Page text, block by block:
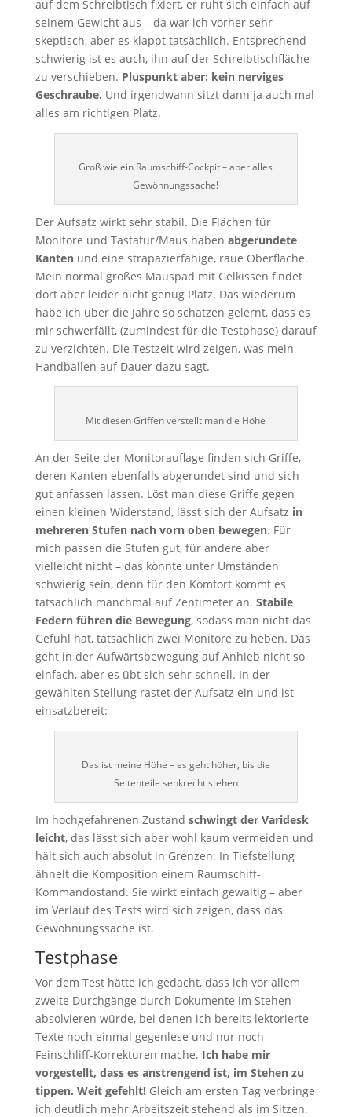
auf dem Schreibtisch fixiert, er ruht sich einfach auf
seinem Gewicht aus – da war ich vorher sehr
skeptisch, aber es klappt tatsächlich. Entsprechend
schwierig ist es auch, ihn auf der Schreibtischfläche
zu verschieben. Pluspunkt aber: kein nerviges
Geschraube. Und irgendwann sitzt dann ja auch mal
alles am richtigen Platz.
Groß wie ein Raumschiff-Cockpit – aber alles
Gewöhnungssache!
Der Aufsatz wirkt sehr stabil. Die Flächen für
Monitore und Tastatur/Maus haben abgerundete
Kantenund eine strapazierfähige, raue Oberfläche.
Mein normal großes Mauspad mit Gelkissen findet
dort aber leider nicht genug Platz. Das wiederum
habe ich über die Jahre so schätzen gelernt, dass es
mir schwerfällt, (zumindest für die Testphase) darauf
zu verzichten. Die Testzeit wird zeigen, was mein
Handballen auf Dauer dazu sagt.
Mit diesen Griffen verstellt man die Höhe
An der Seite der Monitorauflage finden sich Griffe,
deren Kanten ebenfalls abgerundet sind und sich
gut anfassen lassen. Löst man diese Griffe gegen
einen kleinen Widerstand, lässt sich der Aufsatz in
mehreren Stufen nach vorn oben bewegen. Für
mich passen die Stufen gut, für andere aber
vielleicht nicht – das könnte unter Umständen
schwierig sein, denn für den Komfort kommt es
tatsächlich manchmal auf Zentimeter an. Stabile
Federn führen die Bewegung, sodass man nicht das
Gefühl hat, tatsächlich zwei Monitore zu heben. Das
geht in der Aufwärtsbewegung auf Anhieb nicht so
einfach, aber es übt sich sehr schnell. In der
gewählten Stellung rastet der Aufsatz ein und ist
einsatzbereit:
Das ist meine Höhe – es geht höher, bis die
Seitenteile senkrecht stehen
Im hochgefahrenen Zustand schwingt der Varidesk
leicht, das lässt sich aber wohl kaum vermeiden und
hält sich auch absolut in Grenzen. In Tiefstellung
ähnelt die Komposition einem Raumschiff-
Kommandostand. Sie wirkt einfach gewaltig – aber
im Verlauf des Tests wird sich zeigen, dass das
Gewöhnungssache ist.
Testphase
Vor dem Test hätte ich gedacht, dass ich vor allem
zweite Durchgänge durch Dokumente im Stehen
absolvieren würde, bei denen ich bereits lektorierte
Texte noch einmal gegenlese und nur noch
Feinschliff-Korrekturen mache. Ich habe mir
vorgestellt, dass es anstrengend ist, im Stehen zu
tippen. Weit gefehlt!Gleich am ersten Tag verbringe
ich deutlich mehr Arbeitszeit stehend als im Sitzen.